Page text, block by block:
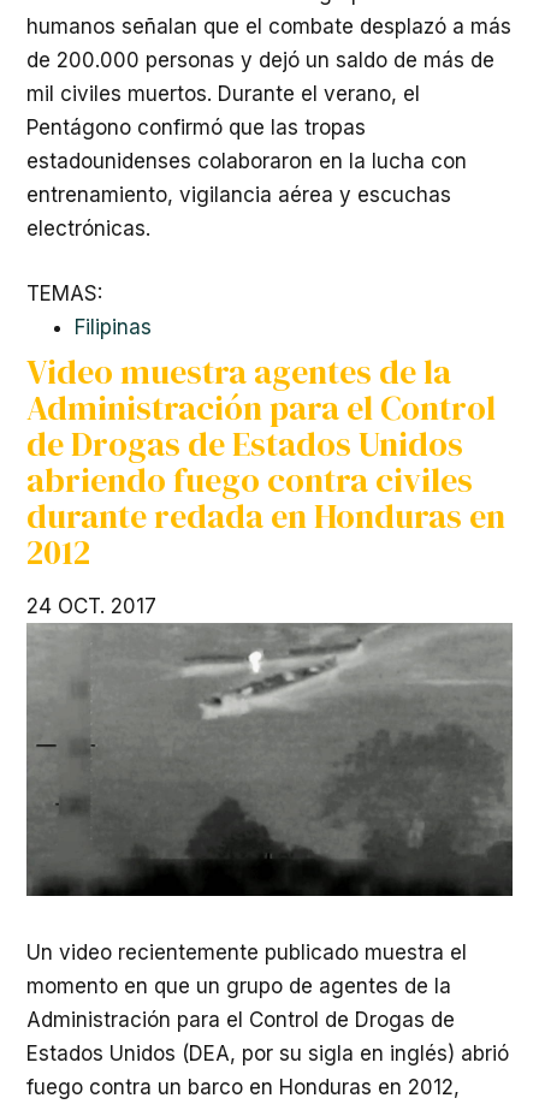
humanos señalan que el combate desplazó a más
de 200.000 personas y dejó un saldo de más de
mil civiles muertos. Durante el verano, el
Pentágono confirmó que las tropas
estadounidenses colaboraron en la lucha con
entrenamiento, vigilancia aérea y escuchas
electrónicas.
TEMAS:
Filipinas
Video muestra agentes de la
Administración para el Control
de Drogas de Estados Unidos
abriendo fuego contra civiles
durante redada en Honduras en
2012
24 OCT. 2017
Un video recientemente publicado muestra el
momento en que un grupo de agentes de la
Administración para el Control de Drogas de
Estados Unidos (DEA, por su sigla en inglés) abrió
fuego contra un barco en Honduras en 2012,